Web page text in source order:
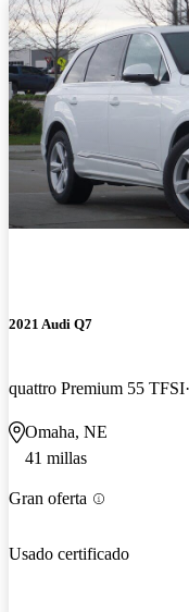
2021 Audi Q7
quattro Premium 55 TFSI
Omaha, NE
41 millas
Gran oferta
Usado certificado